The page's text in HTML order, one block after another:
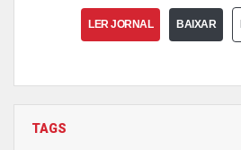
LER JORNAL BAIXAR
TAGS